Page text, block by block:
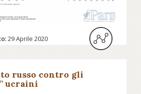
29 Aprile 2020
russo contro gli
ucraini